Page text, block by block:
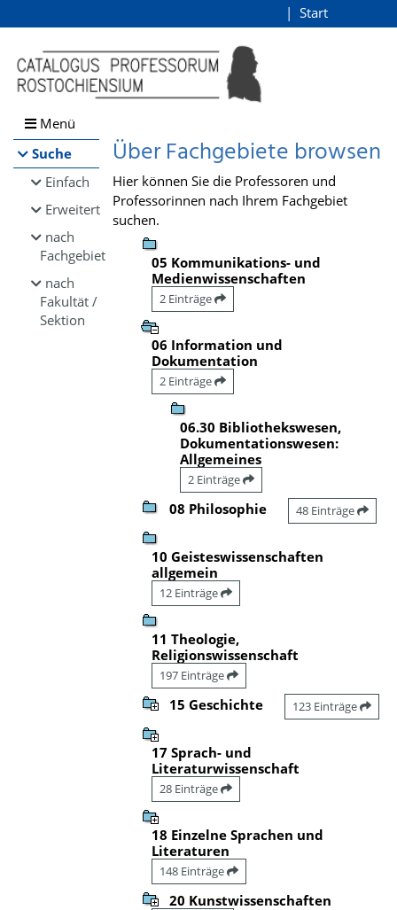
Browsen
direkt zum Inhalt
Start
Menü
Suche
Einfach
Erweitert
nach
Fachgebiet
nach
Fakultät /
Sektion
Über Fachgebiete browsen
Hier können Sie die Professoren und
Professorinnen nach Ihrem Fachgebiet
suchen.
05 Kommunikations- und
Medienwissenschaften
2 Einträge
06 Information und
Dokumentation
2 Einträge
06.30 Bibliothekswesen,
Dokumentationswesen:
Allgemeines
2 Einträge
08 Philosophie 48 Einträge
10 Geisteswissenschaften
allgemein
12 Einträge
11 Theologie,
Religionswissenschaft
197 Einträge
15 Geschichte 123 Einträge
17 Sprach- und
Literaturwissenschaft
28 Einträge
18 Einzelne Sprachen und
Literaturen
148 Einträge
20 Kunstwissenschaften